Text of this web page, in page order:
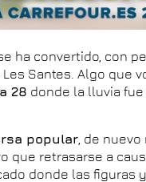
ha convertido, con
Santes. Algo que
28 donde la lluvia
popular , de
que retrasarse a
donde las figuras